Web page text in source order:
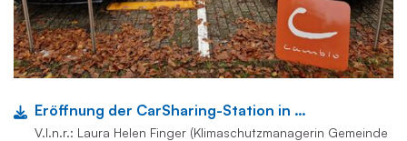
Eröffnung der CarSharing-Station in Ofen.
V.l.n.r.: Laura Helen Finger (Klimaschutzmanagerin Gemeinde